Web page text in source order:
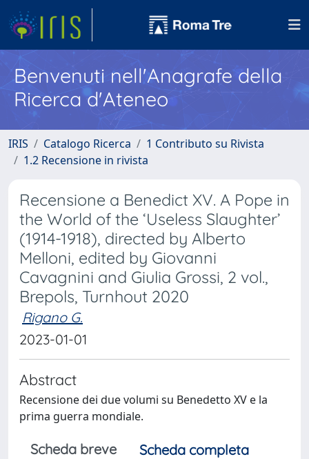
Benvenuti nell'Anagrafe della
Ricerca d'Ateneo
IRIS Catalogo Ricerca
1 Contributo su Rivista
1.2 Recensione in rivista
Recensione a Benedict XV. A Pope in
the World of the ‘Useless Slaughter’
(1914-1918), directed by Alberto
Melloni, edited by Giovanni
Cavagnini and Giulia Grossi, 2 vol.,
Brepols, Turnhout 2020
Rigano G.
2023-01-01
Abstract
Recensione dei due volumi su Benedetto XV e la
prima guerra mondiale.
Scheda breve
Scheda completa